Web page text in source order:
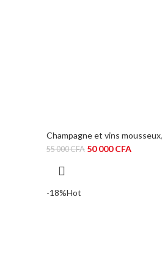
Champagne et vins mousseux,
55 000CFA Le
50 000CFA
-18%Hot